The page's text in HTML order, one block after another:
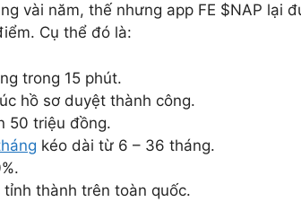
vài năm, thế nhưng app FE $NAP lại
Cụ thể đó là:
trong 15 phút.
hồ sơ duyệt thành công.
50 triệu đồng.
kéo dài từ 6 – 36 tháng.
thành trên toàn quốc.